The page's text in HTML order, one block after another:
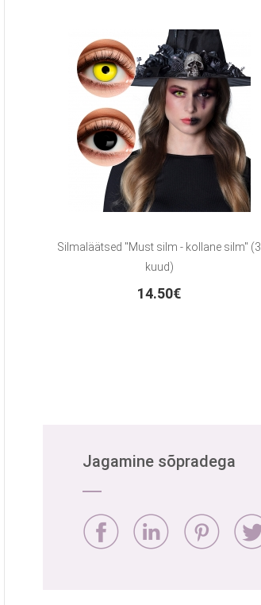
Silmaläätsed "Must silm - kollane silm" (3
kuud)
14.50€
Jagamine sõpradega